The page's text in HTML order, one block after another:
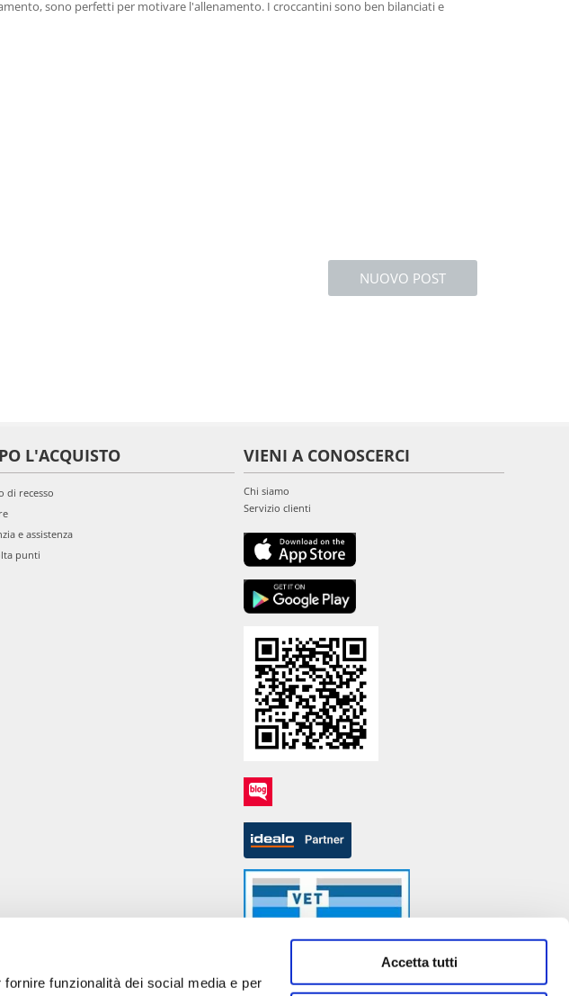
funzionalità dei social media e per
Accetta tutti
sono perfetti per motivare l'allenamento. I croccantini sono ben bilanciati e
NUOVO POST
L'ACQUISTO
di recesso
e assistenza
punti
VIENI A CONOSCERCI
Chi siamo
Servizio clienti